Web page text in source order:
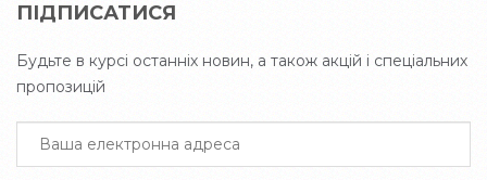
ПІДПИСАТИСЯ
Будьте в курсі останніх новин, а також акцій і спеціальних
пропозицій